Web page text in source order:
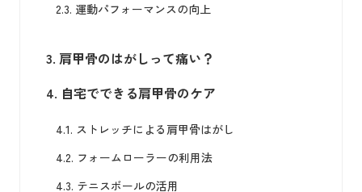
2.3. 運動パフォーマンスの向上
3. 肩甲骨のはがしって痛い？
4. 自宅でできる肩甲骨のケア
4.1. ストレッチによる肩甲骨はがし
4.2. フォームローラーの利用法
4.3. テニスボールの活用